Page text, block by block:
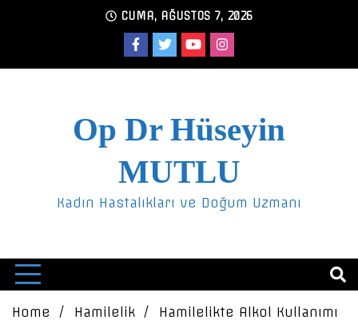
CUMA, AĞUSTOS 7, 2026
Op Dr Hüseyin
MUTLU
Kadın Hastalıkları ve Doğum Uzmanı
Home Hamilelik Hamilelikte Alkol Kullanımı